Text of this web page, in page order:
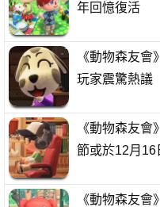
年回憶復活
《動物森友
玩家震驚熱議
《動物森友
節或於12月16
《動物森友